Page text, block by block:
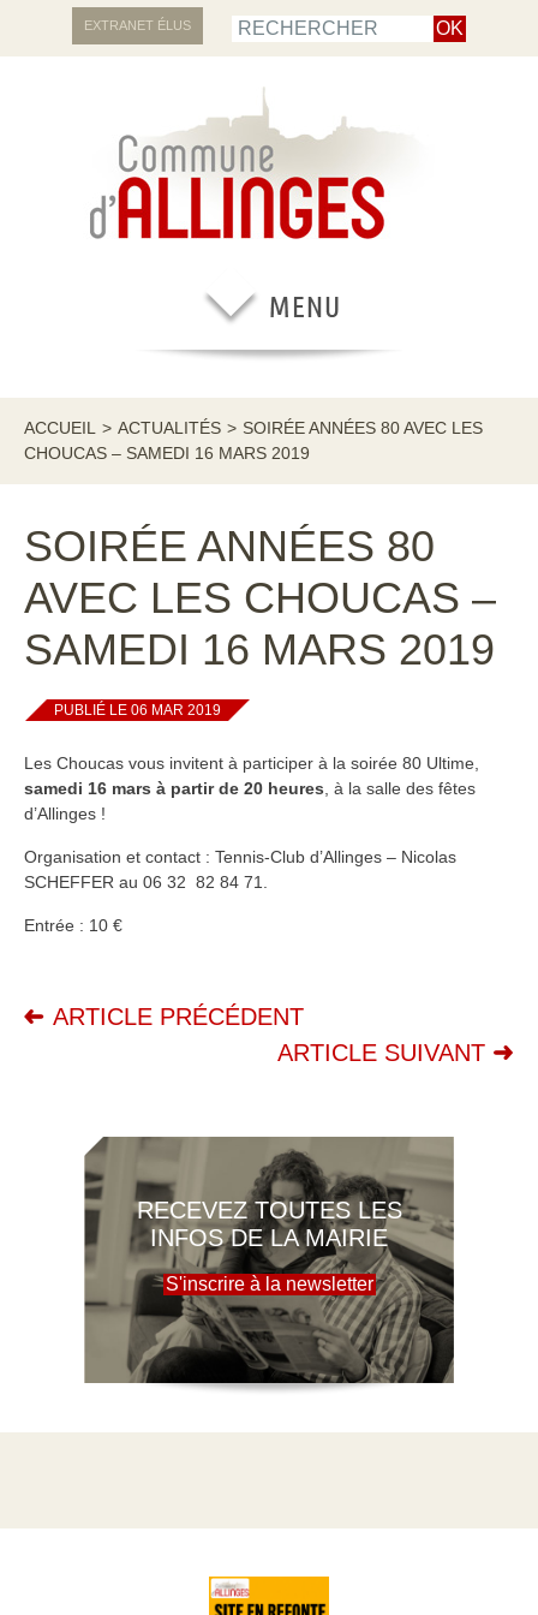
EXTRANET ÉLUS
ACCUEIL > ACTUALITÉS > SOIRÉE ANNÉES 80 AVEC LES
CHOUCAS – SAMEDI 16 MARS 2019
SOIRÉE ANNÉES 80
AVEC LES CHOUCAS –
SAMEDI 16 MARS 2019
PUBLIÉ LE 06 MAR 2019
Les Choucas vous invitent à participer à la soirée 80 Ultime,
samedi 16 mars à partir de 20 heures , à la salle des fêtes
d’Allinges !
Organisation et contact : Tennis-Club d’Allinges – Nicolas
SCHEFFER au 06 32 82 84 71.
Entrée : 10 €
ARTICLE PRÉCÉDENT
ARTICLE SUIVANT
RECEVEZ TOUTES LES
INFOS DE LA MAIRIE
S'inscrire à la newsletter